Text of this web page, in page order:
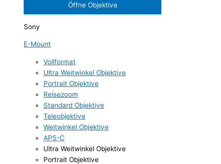
Öffne Objektive
Sony
E-Mount
Vollformat
Ultra Weitwinkel Objektive
Portrait Objektive
Reisezoom
Standard Objektive
Teleobjektive
Weitwinkel Objektive
APS-C
Ultra Weitwinkel Objektive
Portrait Objektive